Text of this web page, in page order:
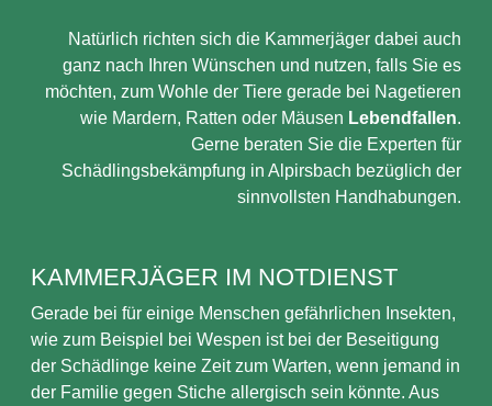
Natürlich richten sich die Kammerjäger dabei auch
ganz nach Ihren Wünschen und nutzen, falls Sie es
möchten, zum Wohle der Tiere gerade bei Nagetieren
wie Mardern, Ratten oder Mäusen Lebendfallen.
Gerne beraten Sie die Experten für
Schädlingsbekämpfung in Alpirsbach bezüglich der
sinnvollsten Handhabungen.
KAMMERJÄGER IM NOTDIENST
Gerade bei für einige Menschen gefährlichen Insekten,
wie zum Beispiel bei Wespen ist bei der Beseitigung
der Schädlinge keine Zeit zum Warten, wenn jemand in
der Familie gegen Stiche allergisch sein könnte. Aus